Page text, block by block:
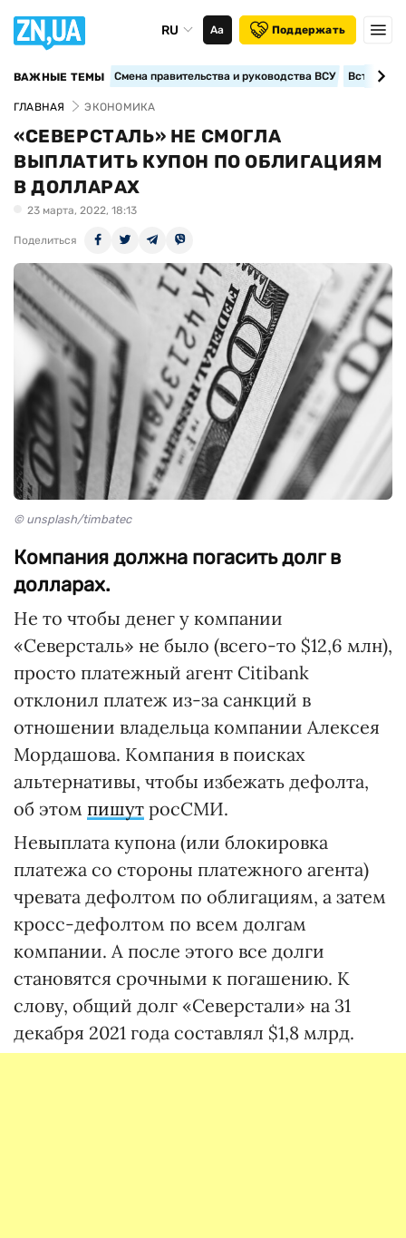
RU Аа Поддержать
ВАЖНЫЕ ТЕМЫ Смена правительства и руководства ВСУ
ГЛАВНАЯ ЭКОНОМИКА
«СЕВЕРСТАЛЬ» НЕ СМОГЛА
ВЫПЛАТИТЬ КУПОН ПО ОБЛИГАЦИЯМ
В ДОЛЛАРАХ
23 марта, 2022, 18:13
Поделиться
© unsplash/timbatec
Компания должна погасить долг в
долларах.
Не то чтобы денег у компании
«Северсталь» не было (всего-то $12,6 млн),
просто платежный агент Citibank
отклонил платеж из-за санкций в
отношении владельца компании Алексея
Мордашова. Компания в поисках
альтернативы, чтобы избежать дефолта,
об этом пишут росСМИ.
Невыплата купона (или блокировка
платежа со стороны платежного агента)
чревата дефолтом по облигациям, а затем
кросс-дефолтом по всем долгам
компании. А после этого все долги
становятся срочными к погашению. К
слову, общий долг «Северстали» на 31
декабря 2021 года составлял $1,8 млрд.